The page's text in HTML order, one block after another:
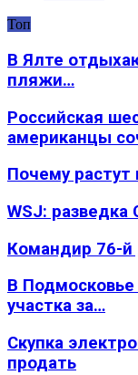
Топ
В Ялте
пляжи…
Российская
американцы
Почему
WSJ:
Командир 76-
В
участка за…
Скупка
продать